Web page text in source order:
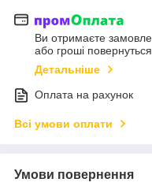
Ви отримаєте
або гроші
Детальніше
Оплата на рахунок
Всі умови оплати
Умови повернення